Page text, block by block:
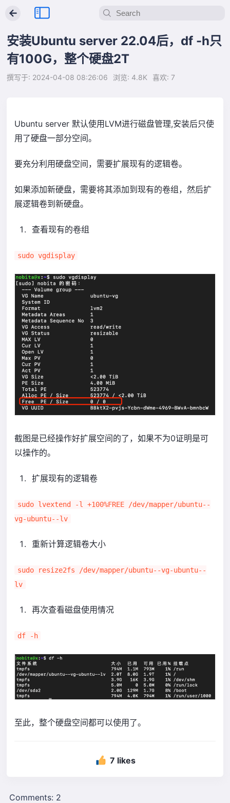
←
安装Ubuntu server 22.04后，df -h只
有100G，整个硬盘2T
撰写于: 2024-04-08 08:26:06 浏览: 4.8K 喜欢: 7
Ubuntu server 默认使用LVM进行磁盘管理,安装后只使
用了硬盘一部分空间。
要充分利用硬盘空间，需要扩展现有的逻辑卷。
如果添加新硬盘，需要将其添加到现有的卷组，然后扩
展逻辑卷到新硬盘。
查看现有的卷组
sudo vgdisplay
截图是已经操作好扩展空间的了，如果不为0证明是可
以操作的。
扩展现有的逻辑卷
sudo lvextend -l +100%FREE /dev/mapper/ubuntu--
vg-ubuntu--lv
重新计算逻辑卷大小
sudo resize2fs /dev/mapper/ubuntu--vg-ubuntu--
lv
再次查看磁盘使用情况
df -h
至此，整个硬盘空间都可以使用了。
7 likes
Comments: 2